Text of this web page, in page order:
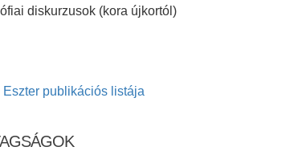
diskurzusok (kora újkortól)
publikációs listája